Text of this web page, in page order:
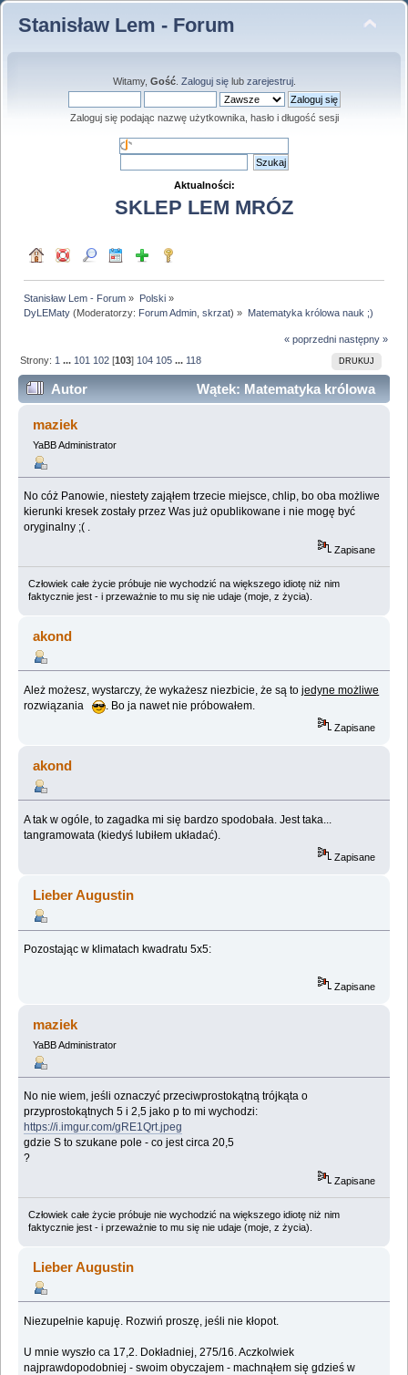
Stanisław Lem - Forum
Witamy, Gość. Zaloguj sięlub zarejestruj.
Zaloguj się podając nazwę użytkownika, hasło i długość sesji
Aktualności:
SKLEP LEM MRÓZ
Stanisław Lem - Forum » Polski»
DyLEMaty (Moderatorzy: Forum Admin ,skrzat) » Matematyka królowa nauk ;)
« poprzedni następny »
DRUKUJ
Strony: 1 ... 101 102 [103] 104 105 ... 118
Autor
Wątek: Matematyka królowa
nauk ;) (Przeczytany 1974159 razy)
maziek
YaBB Administrator
No cóż Panowie, niestety zająłem trzecie miejsce, chlip, bo oba możliwe
kierunki kresek zostały przez Was już opublikowane i nie mogę być
oryginalny ;( .
Zapisane
Człowiek całe życie próbuje nie wychodzić na większego idiotę niż nim
faktycznie jest - i przeważnie to mu się nie udaje (moje, z życia).
akond
Ależ możesz, wystarczy, że wykażesz niezbicie, że są tojedyne możliwe
rozwiązania
. Bo ja nawet nie próbowałem.
Zapisane
akond
A tak w ogóle, to zagadka mi się bardzo spodobała. Jest taka...
tangramowata (kiedyś lubiłem układać).
Zapisane
Lieber Augustin
Pozostając w klimatach kwadratu 5x5:
Zapisane
maziek
YaBB Administrator
No nie wiem, jeśli oznaczyć przeciwprostokątną trójkąta o
przyprostokątnych 5 i 2,5 jako p to mi wychodzi:
https://i.imgur.com/gRE1Qrt.jpeg
gdzie S to szukane pole - co jest circa 20,5
?
Zapisane
Człowiek całe życie próbuje nie wychodzić na większego idiotę niż nim
faktycznie jest - i przeważnie to mu się nie udaje (moje, z życia).
Lieber Augustin
Niezupełnie kapuję. Rozwiń proszę, jeśli nie kłopot.
U mnie wyszło ca 17,2. Dokładniej, 275/16. Aczkolwiek
najprawdopodobniej - swoim obyczajem - machnąłem się gdzieś w